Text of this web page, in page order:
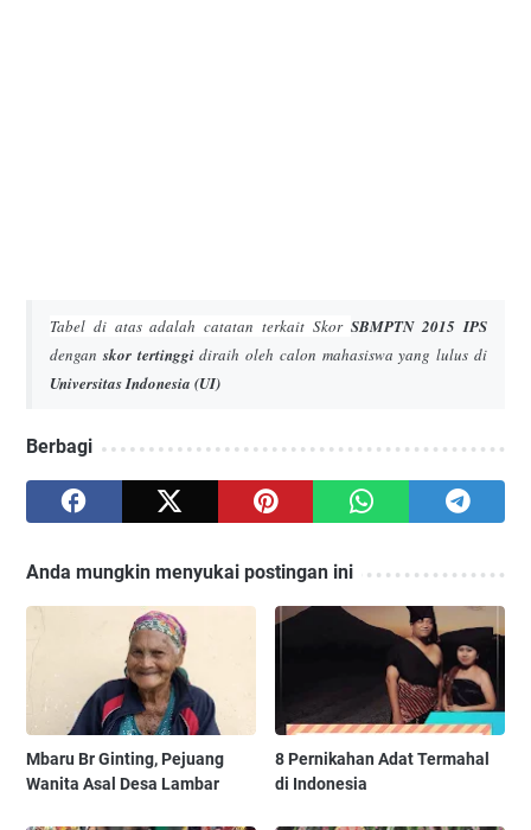
Tabel di atas adalah catatan terkait SkorSBMPTN 2015 IPS
denganskor tertinggidiraih oleh calon mahasiswa yang lulus di
Universitas Indonesia (UI)
Berbagi
Anda mungkin menyukai postingan ini
Mbaru Br Ginting, Pejuang
Wanita Asal Desa Lambar
8 Pernikahan Adat Termahal
di Indonesia